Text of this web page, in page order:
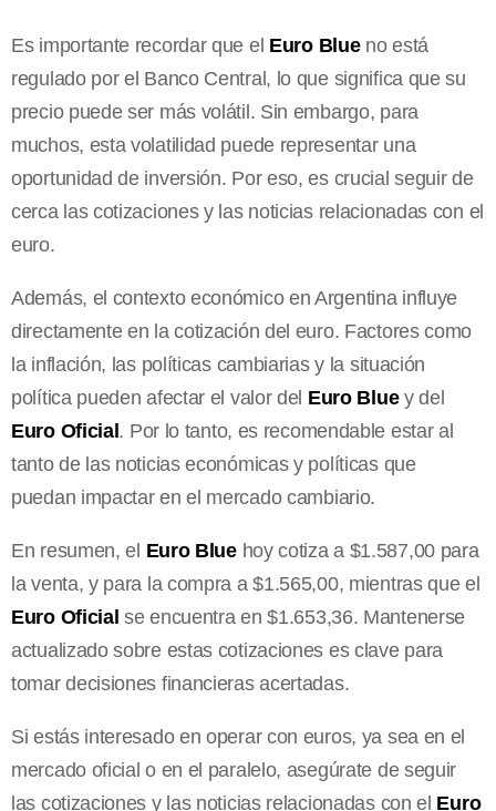
Es importante recordar que el Euro Blueno está
regulado por el Banco Central, lo que significa que su
precio puede ser más volátil. Sin embargo, para
muchos, esta volatilidad puede representar una
oportunidad de inversión. Por eso, es crucial seguir de
cerca las cotizaciones y las noticias relacionadas con el
euro.
Además, el contexto económico en Argentina influye
directamente en la cotización del euro. Factores como
la inflación, las políticas cambiarias y la situación
política pueden afectar el valor del Euro Bluey del
Euro Oficial. Por lo tanto, es recomendable estar al
tanto de las noticias económicas y políticas que
puedan impactar en el mercado cambiario.
En resumen, el Euro Bluehoy cotiza a $1.587,00 para
la venta, y para la compra a $1.565,00, mientras que el
Euro Oficial se encuentra en $1.653,36. Mantenerse
actualizado sobre estas cotizaciones es clave para
tomar decisiones financieras acertadas.
Si estás interesado en operar con euros, ya sea en el
mercado oficial o en el paralelo, asegúrate de seguir
las cotizaciones y las noticias relacionadas con el Euro